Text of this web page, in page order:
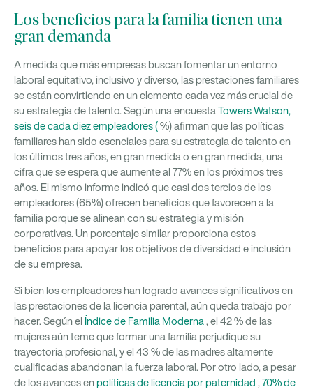
Los beneficios para la familia tienen una
gran demanda
A medida que más empresas buscan fomentar un entorno
laboral equitativo, inclusivo y diverso, las prestaciones familiares
se están convirtiendo en un elemento cada vez más crucial de
su estrategia de talento. Según una encuesta Towers Watson,
seis de cada diez empleadores (%) afirman que las políticas
familiares han sido esenciales para su estrategia de talento en
los últimos tres años, en gran medida o en gran medida, una
cifra que se espera que aumente al 77% en los próximos tres
años. El mismo informe indicó que casi dos tercios de los
empleadores (65%) ofrecen beneficios que favorecen a la
familia porque se alinean con su estrategia y misión
corporativas. Un porcentaje similar proporciona estos
beneficios para apoyar los objetivos de diversidad e inclusión
de su empresa.
Si bien los empleadores han logrado avances significativos en
las prestaciones de la licencia parental, aún queda trabajo por
hacer. Según el Índice de Familia Moderna, el 42 % de las
mujeres aún teme que formar una familia perjudique su
trayectoria profesional, y el 43 % de las madres altamente
cualificadas abandonan la fuerza laboral. Por otro lado, a pesar
de los avances enpolíticas de licencia por paternidad , 70% de